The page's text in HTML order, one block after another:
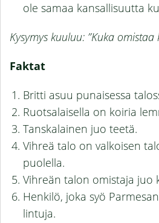
ole samaa kansallisuutta
Kysymys kuuluu: ”Kuka omistaa
Faktat
Britti asuu punaisessa
Ruotsalaisella on koiria
Tanskalainen juo teetä.
Vihreä talo on valkoisen
puolella.
Vihreän talon omistaja juo
Henkilö, joka syö
lintuja.